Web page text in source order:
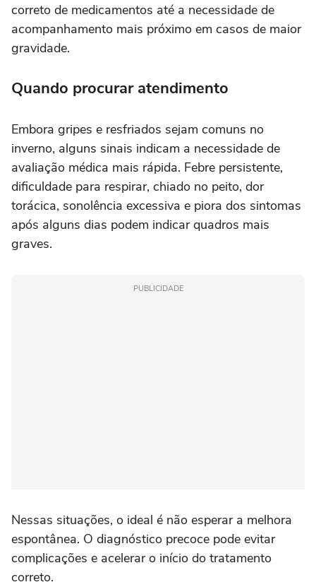
correto de medicamentos até a necessidade de
acompanhamento mais próximo em casos de maior
gravidade.
Quando procurar atendimento
Embora gripes e resfriados sejam comuns no
inverno, alguns sinais indicam a necessidade de
avaliação médica mais rápida. Febre persistente,
dificuldade para respirar, chiado no peito, dor
torácica, sonolência excessiva e piora dos sintomas
após alguns dias podem indicar quadros mais
graves.
PUBLICIDADE
Nessas situações, o ideal é não esperar a melhora
espontânea. O diagnóstico precoce pode evitar
complicações e acelerar o início do tratamento
correto.